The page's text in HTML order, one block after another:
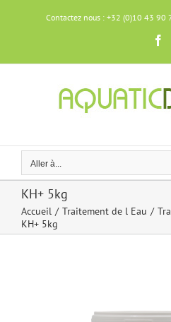
Contactez nous : +32 (0)10 43 90
Aller à...
KH+ 5kg
Accueil Traitement de l Eau
KH+ 5kg